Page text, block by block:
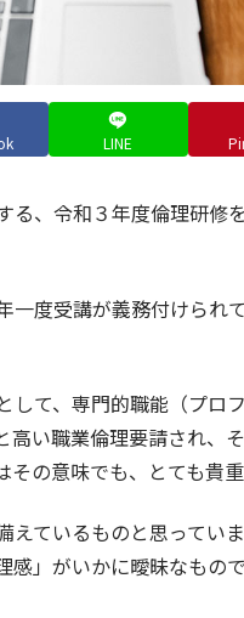
LINE
る、令和３年度倫理研修
度受講が義務付けられ
して、専門的職能（プロ
高い職業倫理要請され、
の意味でも、とても貴重
えているものと思ってい
感」がいかに曖昧なもの